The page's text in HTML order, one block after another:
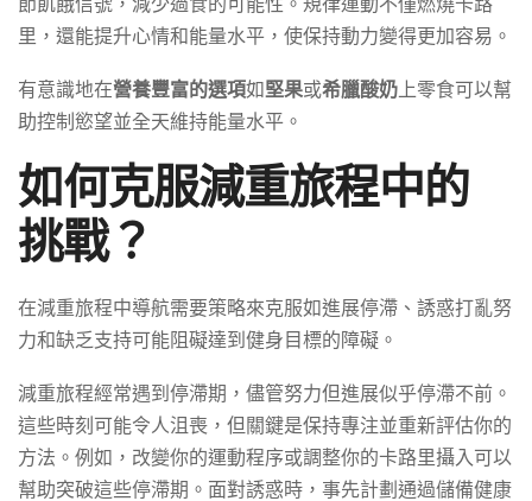
里，還能提升心情和能量水平，使保持動力變得更加容易。
有意識地在營養豐富的選項如堅果或希臘酸奶 上零食可以幫
助控制慾望並全天維持能量水平。
如何克服減重旅程中的
挑戰？
在減重旅程中導航需要策略來克服如進展停滯、誘惑打亂努
力和缺乏支持可能阻礙達到健身目標的障礙。
減重旅程經常遇到停滯期，儘管努力但進展似乎停滯不前。
這些時刻可能令人沮喪，但關鍵是保持專注並重新評估你的
方法。例如，改變你的運動程序或調整你的卡路里攝入可以
幫助突破這些停滯期。面對誘惑時，事先計劃通過儲備健康